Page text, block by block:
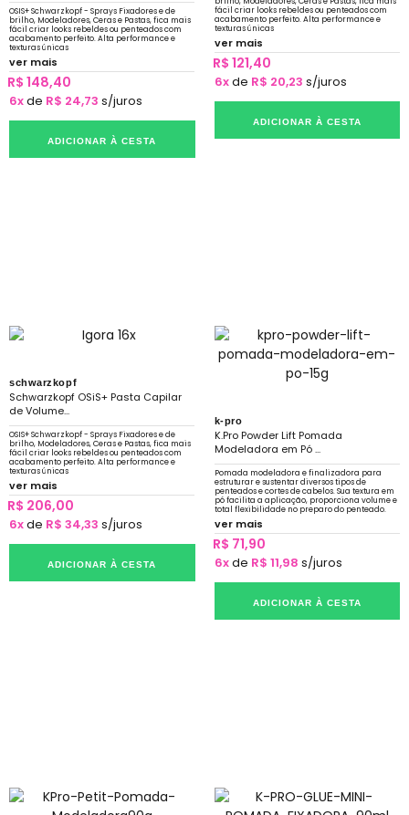
OSIS+ Schwarzkopf - Sprays Fixadores e de
brilho, Modeladores, Ceras e Pastas, fica mais
fácil criar looks rebeldes ou penteados com
acabamento perfeito. Alta performance e
texturas únicas
ver mais
R$ 148,40
6xde R$ 24,73 s/juros
ADICIONAR À CESTA
fácil criar looks rebeldes ou penteados com
acabamento perfeito. Alta performance e
texturas únicas
ver mais
R$ 121,40
6xde R$ 20,23 s/juros
ADICIONAR À CESTA
schwarzkopf
Schwarzkopf OSiS+ Pasta Capilar
de Volume...
OSIS+ Schwarzkopf - Sprays Fixadores e de
brilho, Modeladores, Ceras e Pastas, fica mais
fácil criar looks rebeldes ou penteados com
acabamento perfeito. Alta performance e
texturas únicas
ver mais
R$ 206,00
6xde R$ 34,33 s/juros
ADICIONAR À CESTA
k-pro
K.Pro Powder Lift Pomada
Modeladora em Pó ...
Pomada modeladora e finalizadora para
estruturar e sustentar diversos tipos de
penteados e cortes de cabelos. Sua textura em
pó facilita a aplicação, proporciona volume e
total flexibilidade no preparo do penteado.
Pode ser aplicado na barba.
ver mais
R$ 71,90
6xde R$ 11,98 s/juros
ADICIONAR À CESTA